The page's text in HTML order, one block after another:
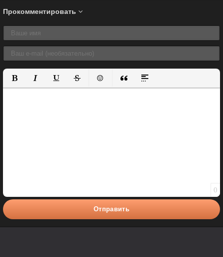
Прокомментировать
Полужирный
КурсивПодчеркнутый
ЗачеркнутыйВставить смайлик
Вставка цитаты
Вставка спойлера
0
Отправить